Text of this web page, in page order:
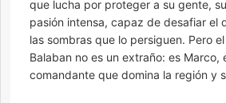
que lucha por proteger a su gente,
pasión intensa, capaz de desafiar el
las sombras que lo persiguen. Pero
Balaban no es un extraño: es Marco,
comandante que domina la región y